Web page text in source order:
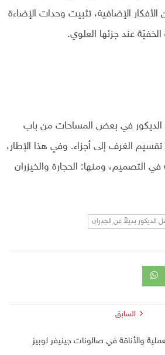
الإضافية، تثبيت وحدات الإضاءة
عند جزئها العلوي.
في بعض المساحات من باب
الغرف إلى أجزاء. وفي هذا الإطار،
التصميم، ومنها: الحجارة والخيزران
الديكور بديلاً عن الجدران
السابق
والأناقة في صالونات جينيفر لوبيز